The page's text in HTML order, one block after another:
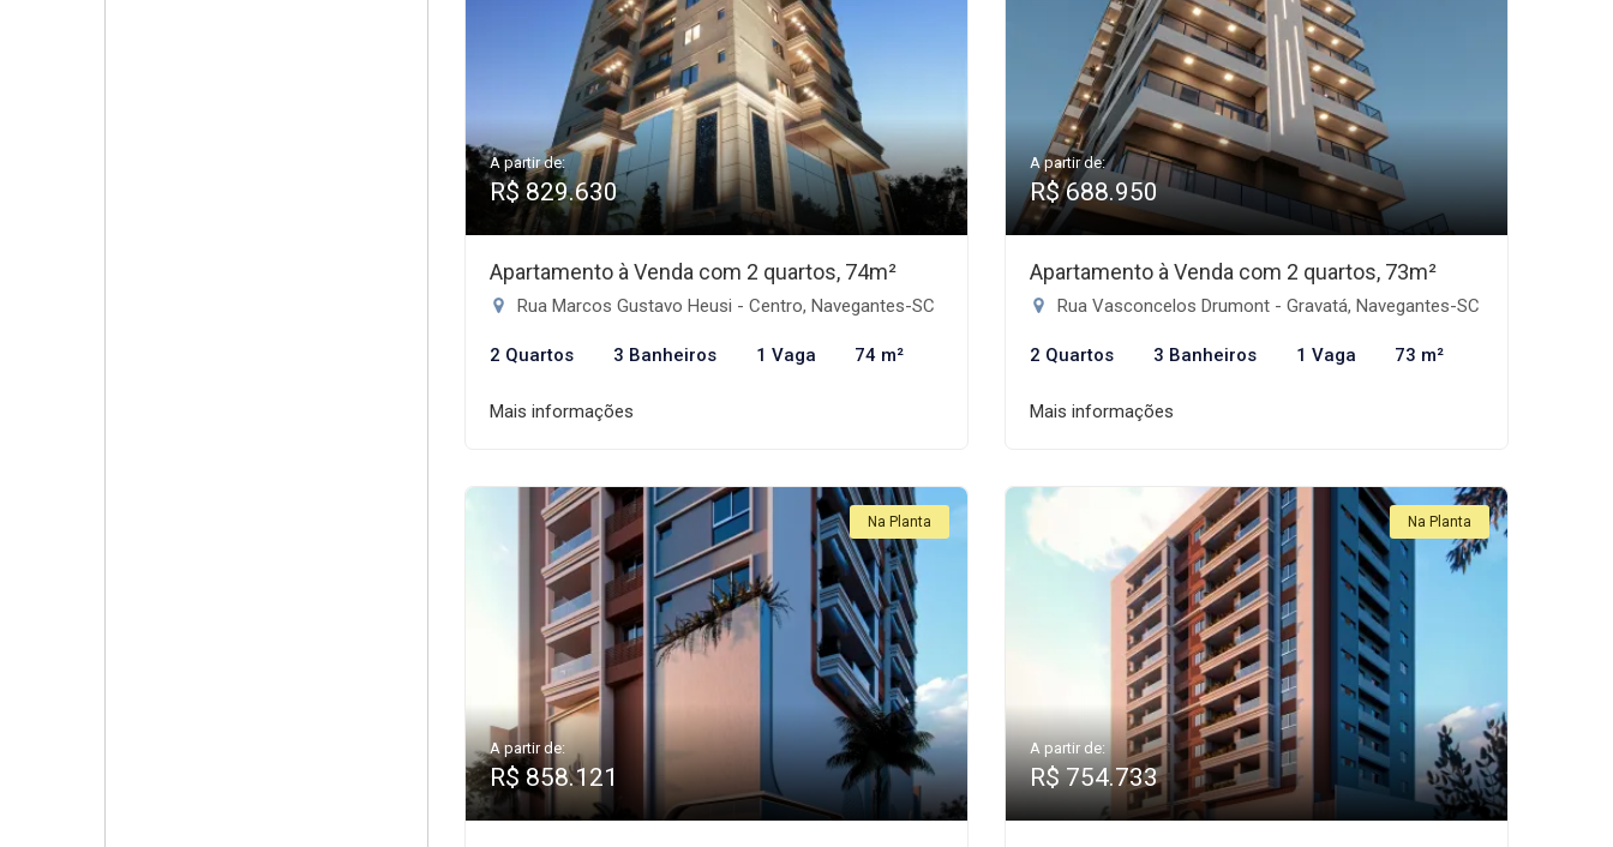
A partir de:
R$ 829.630
Apartamento à Venda com 2 quartos, 74m²
Rua Marcos Gustavo Heusi - Centro, Navegantes-SC
2 Quartos 3 Banheiros 1 Vaga 74 m²
Mais informações
A partir de:
R$ 688.950
Apartamento à Venda com 2 quartos, 73m²
Rua Vasconcelos Drumont - Gravatá, Navegantes-SC
2 Quartos 3 Banheiros 1 Vaga 73 m²
Mais informações
Na Planta
A partir de:
R$ 858.121
Na Planta
A partir de:
R$ 754.733